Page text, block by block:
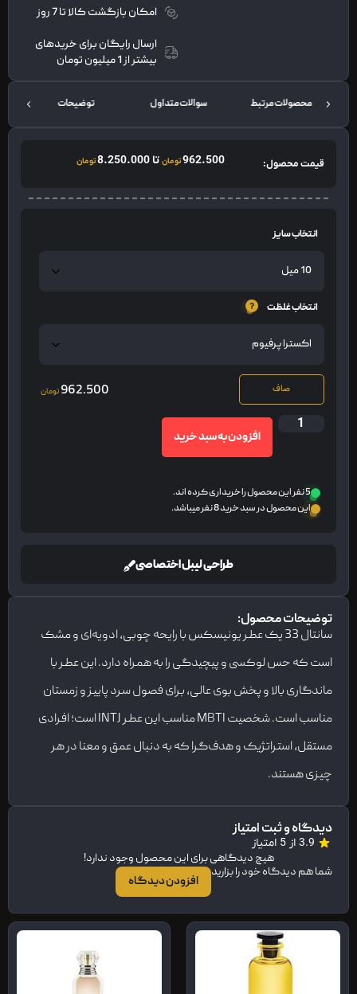
امکان بازگشت کالا تا 7 روز
ارسال رایگان برای خریدهای
بیشتر از 1 میلیون تومان
محصولات مرتبط سوالات متداول توضیحات
قیمت محصول: 962.500تومانتا8.250.000تومان
انتخاب سایز
انتخاب غلظت
صاف 962.500 تومان
افزودن به سبد خرید
5 نفر این محصول را خریداری کرده اند.
این محصول در سبد خرید 8 نفر میباشد.
طراحی لیبل اختصاصی
توضیحات محصول:
سانتال 33 یک عطر یونیسکس با رایحه چوبی، ادویه‌ای و مشک
است که حس لوکسی و پیچیدگی را به همراه دارد. این عطر با
ماندگاری بالا و پخش بوی عالی، برای فصول سرد پاییز و زمستان
مناسب است. شخصیت MBTI مناسب این عطر INTJ است؛ افرادی
مستقل، استراتژیک و هدف‌گرا که به دنبال عمق و معنا در هر
چیزی هستند.
دیدگاه و ثبت امتیاز
3.9 از 5 امتیاز
هیچ دیدگاهی برای این محصول وجود ندارد!
شما هم دیدگاه خود را بزارید
افزودن دیدگاه